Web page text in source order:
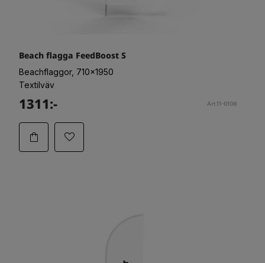
Beach flagga FeedBoost S
Beachflaggor, 710x1950
Textilväv
1311:- Art.11-0108